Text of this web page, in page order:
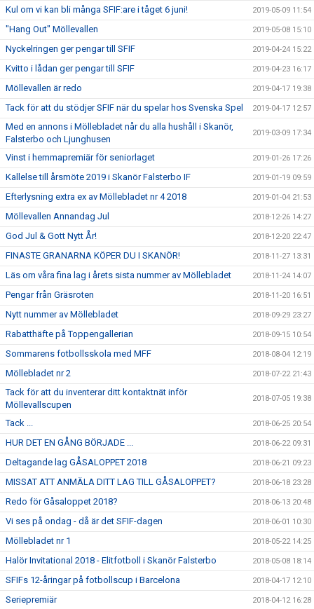
Kul om vi kan bli många SFIF:are i tåget 6 juni! 2019-05-09 11:54
"Hang Out" Möllevallen 2019-05-08 15:10
Nyckelringen ger pengar till SFIF 2019-04-24 15:22
Kvitto i lådan ger pengar till SFIF 2019-04-23 16:17
Möllevallen är redo 2019-04-17 19:38
Tack för att du stödjer SFIF när du spelar hos Svenska Spel 2019-04-17 12:57
Med en annons i Möllebladet når du alla hushåll i Skanör,
Falsterbo och Ljunghusen
2019-03-09 17:34
Vinst i hemmapremiär för seniorlaget 2019-01-26 17:26
Kallelse till årsmöte 2019 i Skanör Falsterbo IF 2019-01-19 09:59
Efterlysning extra ex av Möllebladet nr 4 2018 2019-01-04 21:53
Möllevallen Annandag Jul 2018-12-26 14:27
God Jul & Gott Nytt År! 2018-12-20 22:47
FINASTE GRANARNA KÖPER DU I SKANÖR! 2018-11-27 13:31
Läs om våra fina lag i årets sista nummer av Möllebladet 2018-11-24 14:07
Pengar från Gräsroten 2018-11-20 16:51
Nytt nummer av Möllebladet 2018-09-29 23:27
Rabatthäfte på Toppengallerian 2018-09-15 10:54
Sommarens fotbollsskola med MFF 2018-08-04 12:19
Möllebladet nr 2 2018-07-22 21:43
Tack för att du inventerar ditt kontaktnät inför
Möllevallscupen
2018-07-05 19:38
Tack ... 2018-06-25 20:54
HUR DET EN GÅNG BÖRJADE ... 2018-06-22 09:31
Deltagande lag GÅSALOPPET 2018 2018-06-21 09:23
MISSAT ATT ANMÄLA DITT LAG TILL GÅSALOPPET? 2018-06-18 23:28
Redo för Gåsaloppet 2018? 2018-06-13 20:48
Vi ses på ondag - då är det SFIF-dagen 2018-06-01 10:30
Möllebladet nr 1 2018-05-22 14:25
Halör Invitational 2018 - Elitfotboll i Skanör Falsterbo 2018-05-08 18:14
SFIFs 12-åringar på fotbollscup i Barcelona 2018-04-17 12:10
Seriepremiär 2018-04-12 16:28